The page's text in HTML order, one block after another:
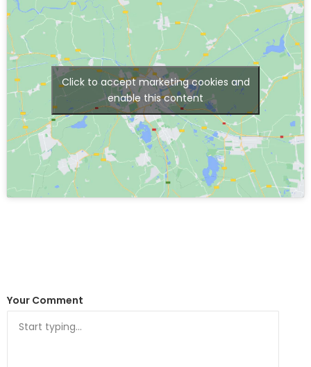
Click to accept marketing cookies and
enable this content
Your Comment